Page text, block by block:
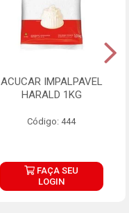
ACUCAR IMPALPAVEL
HARALD 1KG
Código: 444
FAÇA SEU
LOGIN